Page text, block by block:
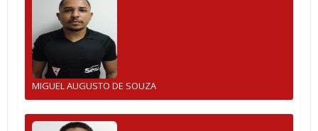
MIGUEL AUGUSTO DE SOUZA